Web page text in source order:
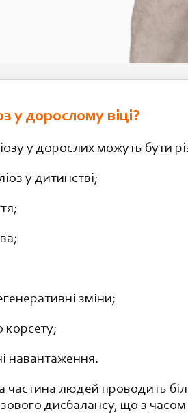
у дорослому віці?
у дорослих можуть бути
у дитинстві;
зміни;
корсету;
навантаження.
частина людей проводить
дисбалансу, що з